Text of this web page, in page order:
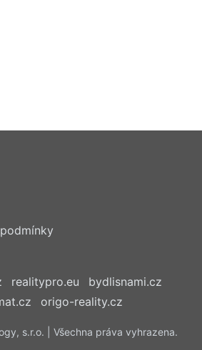
realitypro.eu
bydlisnami.cz
origo-reality.cz
s.r.o. | Všechna práva vyhrazena.